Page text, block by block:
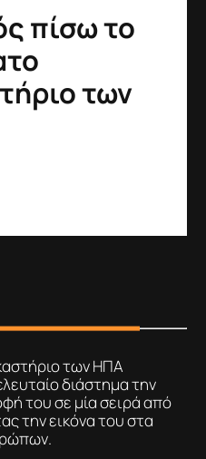
πίσω το
των
των ΗΠΑ
διάστημα την
του σε μία σειρά από
την εικόνα του στα